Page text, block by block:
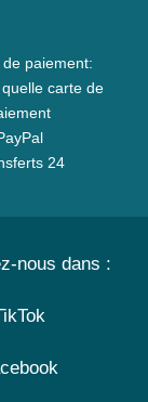
paiement:
carte de
24
nous dans :